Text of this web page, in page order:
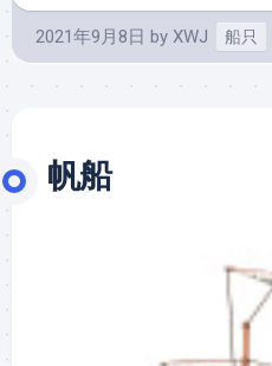
2021年9月8日 by XWJ 船只
帆船